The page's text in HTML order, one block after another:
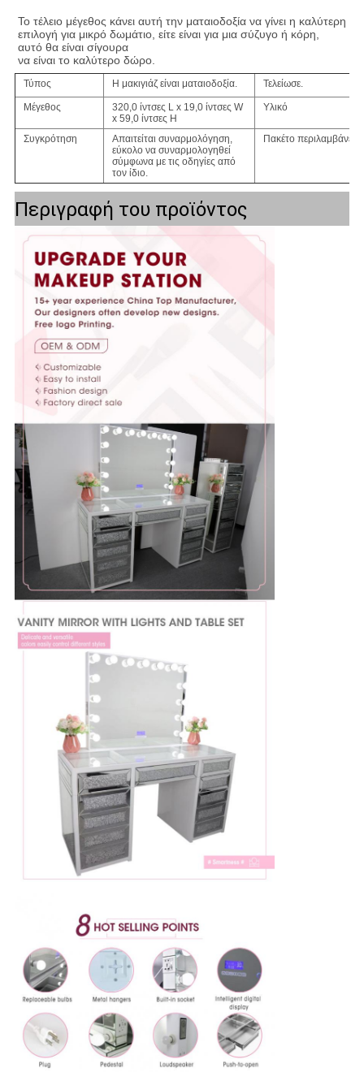
Το τέλειο μέγεθος κάνει αυτή την ματαιοδοξία να γίνει η καλύτερη
επιλογή για μικρό δωμάτιο, είτε είναι για μια σύζυγο ή κόρη,
αυτό θα είναι σίγουρα
να είναι το καλύτερο δώρο.
Τύπος Η μακιγιάζ είναι ματαιοδοξία. Τελείωσε.
Μέγεθος
320,0 ίντσες L x 19,0 ίντσες W
x 59,0 ίντσες H
Υλικό
Συγκρότηση
Απαιτείται συναρμολόγηση,
εύκολο να συναρμολογηθεί
σύμφωνα με τις οδηγίες από
τον ίδιο.
Πακέτο περιλαμβάνει:
Περιγραφή του προϊόντος